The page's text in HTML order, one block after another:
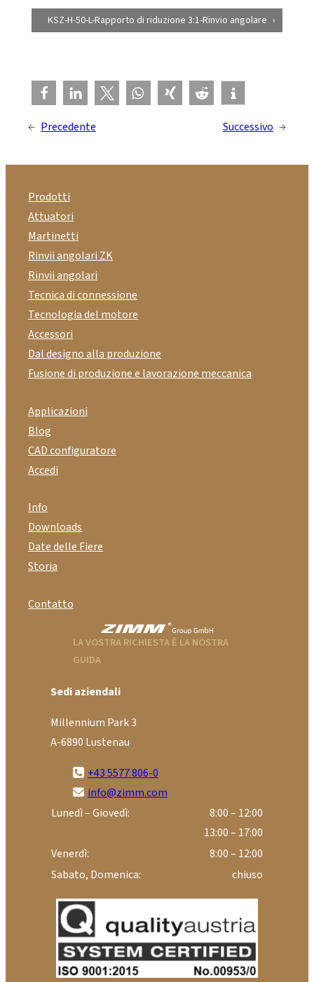
KSZ-H-50-L-Rapporto di riduzione 3:1-Rinvio angolare
← Precedente Successivo →
Prodotti
Attuatori
Martinetti
Rinvii angolari ZK
Rinvii angolari
Tecnica di connessione
Tecnologia del motore
Accessori
Dal designo alla produzione
Fusione di produzione e lavorazione meccanica
Applicazioni
Blog
CAD configuratore
Accedi
Info
Downloads
Date delle Fiere
Storia
Contatto
LA VOSTRA RICHIESTA È LA NOSTRA
GUIDA
Sedi aziendali
Millennium Park 3
A-6890 Lustenau
+43 5577 806-0
info@zimm.com
Lunedì – Giovedì:
8:00 – 12:00
13:00 – 17:00
Venerdì:
8:00 – 12:00
Sabato, Domenica:
chiuso